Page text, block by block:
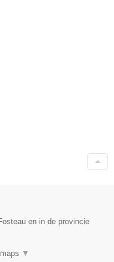
en in de provincie
▼